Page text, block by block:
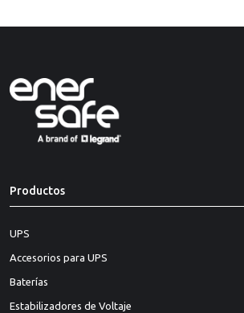
Productos
UPS
Accesorios para UPS
Baterías
Estabilizadores de Voltaje